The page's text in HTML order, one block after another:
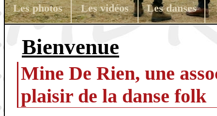
Les photos Les vidéos Les danses
Bienvenue
Mine De Rien, une
plaisir de la danse folk